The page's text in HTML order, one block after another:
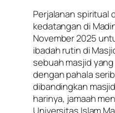
Perjalanan spiritual
kedatangan di
November 2025
ibadah rutin di
sebuah masjid
dengan pahala
dibandingkan
harinya, jamaah
Universitas Islam